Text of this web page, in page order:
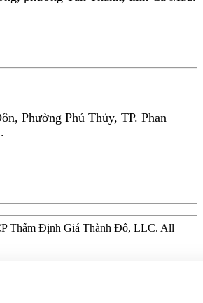
Phường Phú Thủy, TP. Phan
Thẩm Định Giá Thành Đô, LLC. All